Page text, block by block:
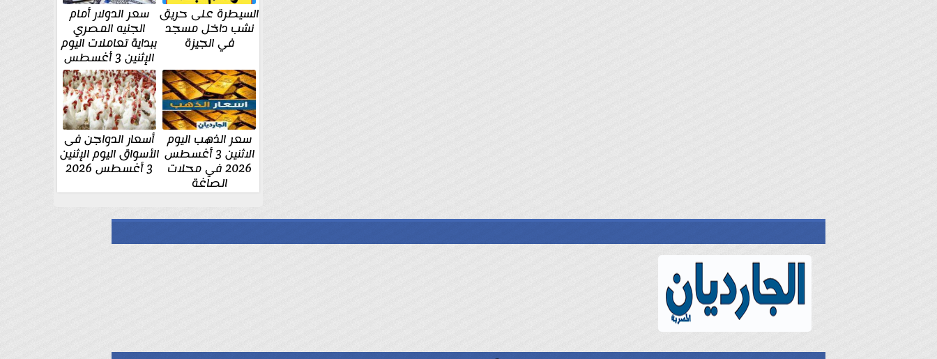
السيطرة على حريق
نشب داخل مسجد
في الجيزة
سعر الدولار أمام
الجنيه المصري
ببداية تعاملات اليوم
الإثنين 3 أغسطس
سعر الذهب اليوم
الاثنين 3 أغسطس
2026 في محلات
الصاغة
أسعار الدواجن فى
الأسواق اليوم الإثنين
3 أغسطس 2026